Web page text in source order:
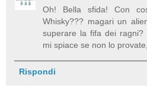
Oh! Bella sfida! Con
Whisky??? magari un
superare la fifa dei ragni?
mi spiace se non lo
Rispondi